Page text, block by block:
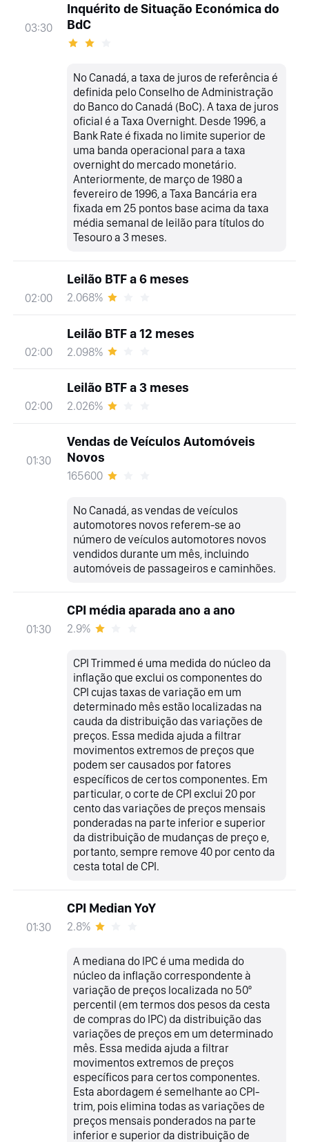
03:30
Inquérito de Situação Económica do
BdC
No Canadá, a taxa de juros de referência é
definida pelo Conselho de Administração
do Banco do Canadá (BoC). A taxa de juros
oficial é a Taxa Overnight. Desde 1996, a
Bank Rate é fixada no limite superior de
uma banda operacional para a taxa
overnight do mercado monetário.
Anteriormente, de março de 1980 a
fevereiro de 1996, a Taxa Bancária era
fixada em 25 pontos base acima da taxa
média semanal de leilão para títulos do
Tesouro a 3 meses.
02:00
Leilão BTF a 6 meses
2.068%
02:00
Leilão BTF a 12 meses
2.098%
02:00
Leilão BTF a 3 meses
2.026%
01:30
Vendas de Veículos Automóveis
Novos
165600
No Canadá, as vendas de veículos
automotores novos referem-se ao
número de veículos automotores novos
vendidos durante um mês, incluindo
automóveis de passageiros e caminhões.
01:30
CPI média aparada ano a ano
2.9%
CPI Trimmed é uma medida do núcleo da
inflação que exclui os componentes do
CPI cujas taxas de variação em um
determinado mês estão localizadas na
cauda da distribuição das variações de
preços. Essa medida ajuda a filtrar
movimentos extremos de preços que
podem ser causados por fatores
específicos de certos componentes. Em
particular, o corte de CPI exclui 20 por
cento das variações de preços mensais
ponderadas na parte inferior e superior
da distribuição de mudanças de preço e,
portanto, sempre remove 40 por cento da
cesta total de CPI.
01:30
CPI Median YoY
2.8%
A mediana do IPC é uma medida do
núcleo da inflação correspondente à
variação de preços localizada no 50º
percentil (em termos dos pesos da cesta
de compras do IPC) da distribuição das
variações de preços em um determinado
mês. Essa medida ajuda a filtrar
movimentos extremos de preços
específicos para certos componentes.
Esta abordagem é semelhante ao CPI-
trim, pois elimina todas as variações de
preços mensais ponderados na parte
inferior e superior da distribuição de